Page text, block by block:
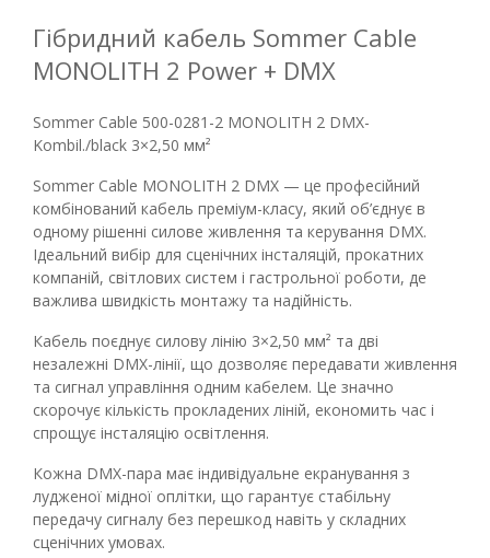
Гібридний кабель Sommer Cable
MONOLITH 2 Power + DMX
Sommer Cable 500-0281-2 MONOLITH 2 DMX-
Kombil./black 3×2,50 мм²
Sommer Cable MONOLITH 2 DMX — це професійний
комбінований кабель преміум-класу, який об’єднує в
одному рішенні силове живлення та керування DMX.
Ідеальний вибір для сценічних інсталяцій, прокатних
компаній, світлових систем і гастрольної роботи, де
важлива швидкість монтажу та надійність.
Кабель поєднує силову лінію 3×2,50 мм² та дві
незалежні DMX-лінії, що дозволяє передавати живлення
та сигнал управління одним кабелем. Це значно
скорочує кількість прокладених ліній, економить час і
спрощує інсталяцію освітлення.
Кожна DMX-пара має індивідуальне екранування з
лудженої мідної оплітки, що гарантує стабільну
передачу сигналу без перешкод навіть у складних
сценічних умовах.